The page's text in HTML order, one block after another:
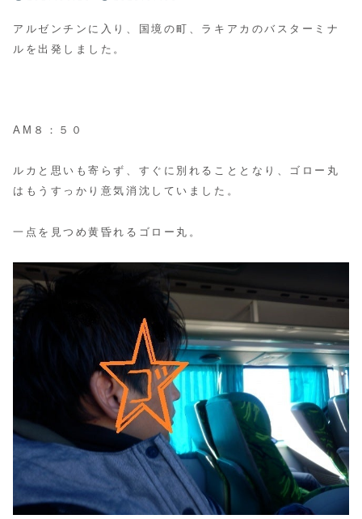
アルゼンチンに入り、国境の町、ラキアカのバスターミナ
ルを出発しました。
AM８：５０
ルカと思いも寄らず、すぐに別れることとなり、ゴロー丸
はもうすっかり意気消沈していました。
一点を見つめ黄昏れるゴロー丸。